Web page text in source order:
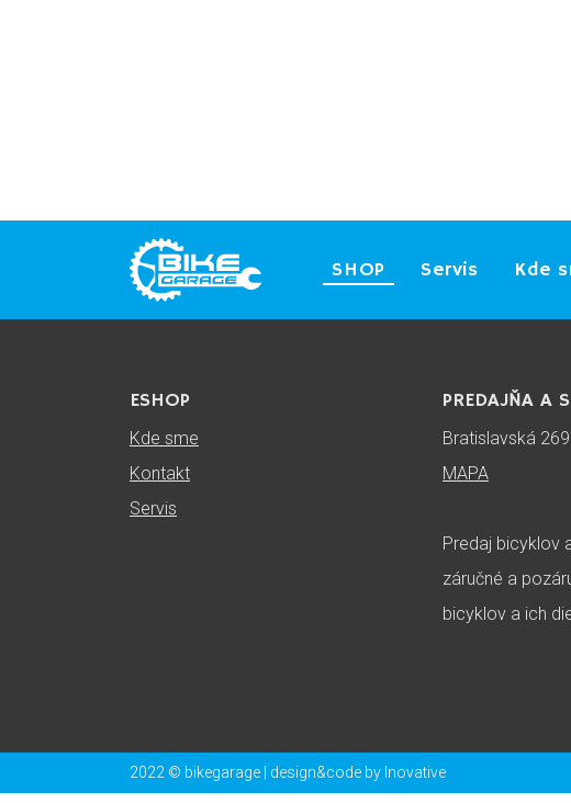
SHOP Servis Kde
ESHOP
Kde sme
Kontakt
Servis
PREDAJŇA A
Bratislavská
MAPA
Predaj bicyklov
záručné a
bicyklov a ich
2022 © bikegarage | design&code by Inovative